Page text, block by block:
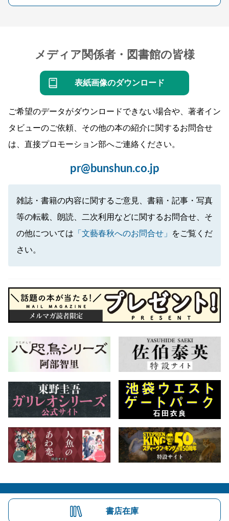
メディア関係者・図書館の皆様
表紙画像のダウンロード
ご希望のデータがダウンロードできない場合や、著者イン
タビューのご依頼、その他の本の紹介に関するお問合せ
は、直接プロモーション部へご連絡ください。
pr@bunshun.co.jp
雑誌・書籍の内容に関するご意見、書籍・記事・写真
等の転載、朗読、二次利用などに関するお問合せ、そ
の他については 「文藝春秋へのお問合せ」
をご覧くだ
さい。
書店在庫
会社概要 自費出版のご案内 お問合せ
株式会社文藝春秋 文春オンライン Number Web